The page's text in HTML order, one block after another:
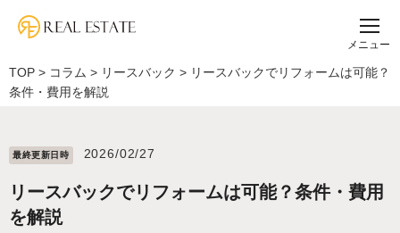
メニュー
TOP > コラム > リースバック > リースバックでリフォームは可能？
条件・費用を解説
最終更新⽇時 2026/02/27
リースバックでリフォームは可能？条件・費用
を解説